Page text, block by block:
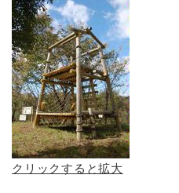
クリックすると拡大